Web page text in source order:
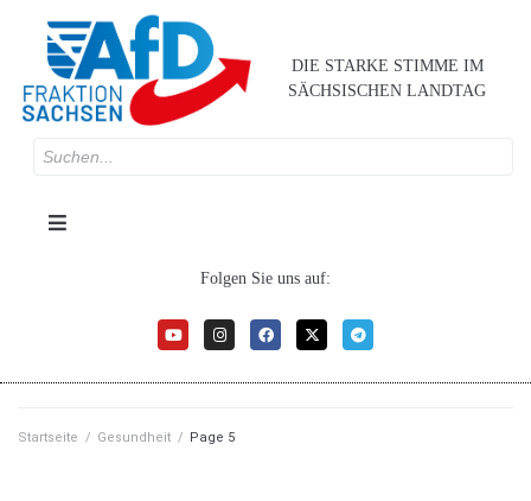
DIE STARKE STIMME IM
SÄCHSISCHEN LANDTAG
Folgen Sie uns auf:
Startseite / Gesundheit / Page 5